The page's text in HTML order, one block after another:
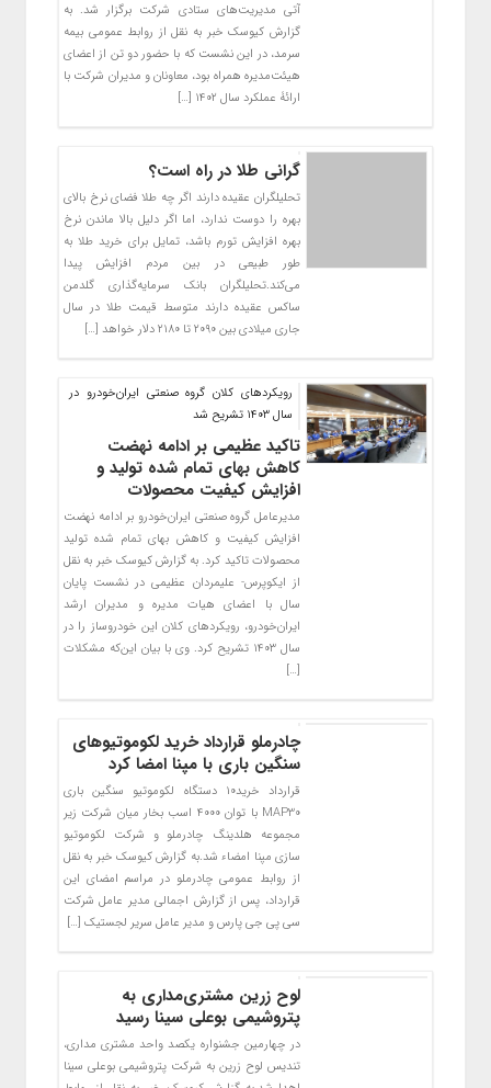
آتی مدیریت‌های ستادی شرکت برگزار شد. به
گزارش کیوسک خبر به نقل از روابط عمومی بیمه
سرمد، در این نشست که با حضور دو تن از اعضای
هیئت‌مدیره همراه بود، معاونان و مدیران شرکت با
ارائۀ عملکرد سال ۱۴۰۲ […]
گرانی طلا در راه است؟
تحلیلگران عقیده دارند اگر چه طلا فضای نرخ بالای
بهره را دوست ندارد، اما اگر دلیل بالا ماندن نرخ
بهره افزایش تورم باشد، تمایل برای خرید طلا به
طور طبیعی در بین مردم افزایش پیدا
می‌کند.تحلیلگران بانک سرمایه‌گذاری گلدمن
ساکس عقیده دارند متوسط قیمت طلا در سال
جاری میلادی بین ۲۰۹۰ تا ۲۱۸۰ دلار خواهد […]
رویکردهای کلان گروه صنعتی ایران‌خودرو در
سال ۱۴۰۳ تشریح شد
تاکید عظیمی بر ادامه نهضت
کاهش بهای تمام شده تولید و
افزایش کیفیت محصولات
مدیرعامل گروه صنعتی ایران‌خودرو بر ادامه نهضت
افزایش کیفیت و کاهش بهای تمام شده تولید
محصولات تاکید کرد. به گزارش کیوسک خبر به نقل
از ایکوپرس- علیمردان عظیمی در نشست پایان
سال با اعضای هیات مدیره و مدیران ارشد
ایران‌خودرو، رویکردهای کلان این خودروساز را در
سال ۱۴۰۳ تشریح کرد. وی با بیان این‌که مشکلات
[…]
چادرملو قرارداد خرید لکوموتیوهای
سنگین باری با مپنا امضا کرد
قرارداد خرید۱۰ دستگاه لکوموتیو سنگین باری
MAP30 با توان ۴۰۰۰ اسب بخار میان شرکت زیر
مجموعه هلدینگ چادرملو و شرکت لکوموتیو
سازی مپنا امضاء شد.به گزارش کیوسک خبر به نقل
از روابط عمومی چادرملو در مراسم امضای این
قرارداد، پس از گزارش اجمالی مدیر عامل شرکت
سی پی جی پارس و مدیر عامل سریر لجستیک […]
لوح زرین مشتری‌مداری به
پتروشیمی بوعلی سینا رسید
در چهارمین جشنواره یکصد واحد مشتری مداری،
تندیس لوح زرین به شرکت پتروشیمی بوعلی سینا